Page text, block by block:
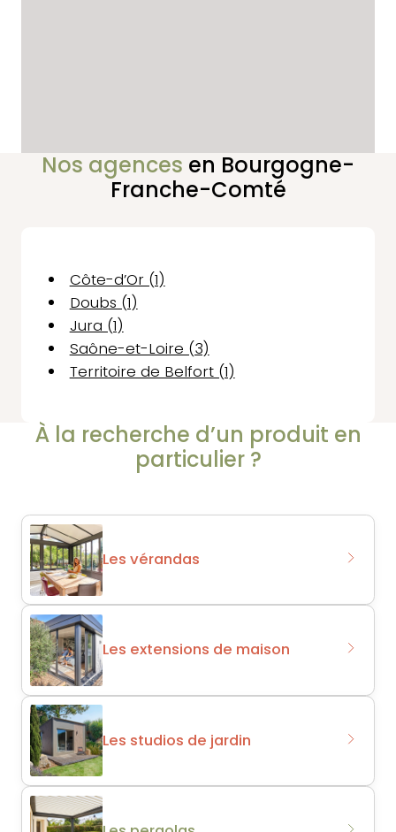
Nos agences en Bourgogne-
Franche-Comté
Côte-d’Or (1)
Doubs (1)
Jura (1)
Saône-et-Loire (3)
Territoire de Belfort (1)
À la recherche d’un produit en
particulier ?
Les vérandas
Les extensions de maison
Les studios de jardin